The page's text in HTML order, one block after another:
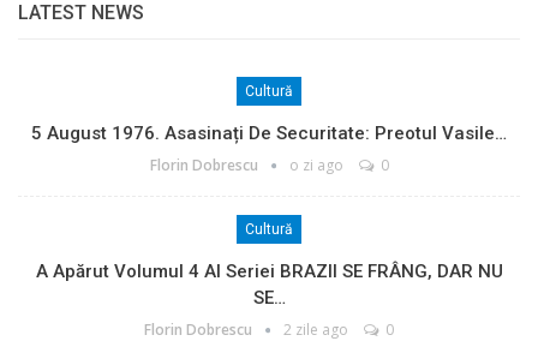
LATEST NEWS
Cultură
5 August 1976. Asasinați De Securitate: Preotul Vasile…
Florin Dobrescu o zi ago 0
Cultură
A Apărut Volumul 4 Al Seriei BRAZII SE FRÂNG, DAR NU
SE…
Florin Dobrescu 2 zile ago 0